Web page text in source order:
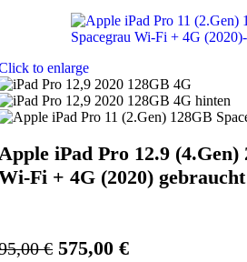
to enlarge
iPad Pro 12.9 (4.Gen)
Fi + 4G (2020)
€ Ursprünglicher
575,00 €Aktueller